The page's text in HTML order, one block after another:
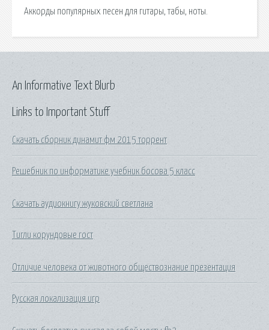
Аккорды популярных песен для гитары, табы, ноты.
Links to Important Stuff
Скачать сборник динамит фм 2015 торрент
Решебник по информатике учебник босова 5 класс
Скачать аудиокнигу жуковский светлана
Тигли корундовые гост
Отличие человека от животного обществознание презентация
Русская локализация игр
An Informative Text Blurb